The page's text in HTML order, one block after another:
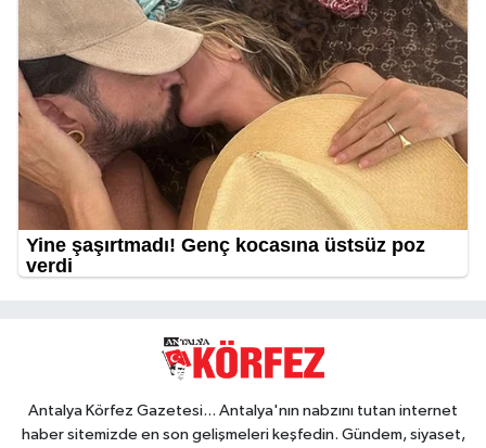
Antalya Körfez Gazetesi... Antalya'nın nabzını tutan internet
haber sitemizde en son gelişmeleri keşfedin. Gündem, siyaset,